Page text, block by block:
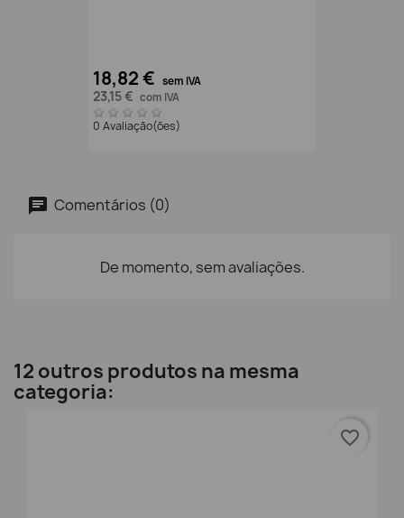
18,82 € sem IVA
23,15 € com IVA
0 Avaliação(ões)
Comentários (0)
De momento, sem avaliações.
12 outros produtos na mesma
categoria:
favorite_border